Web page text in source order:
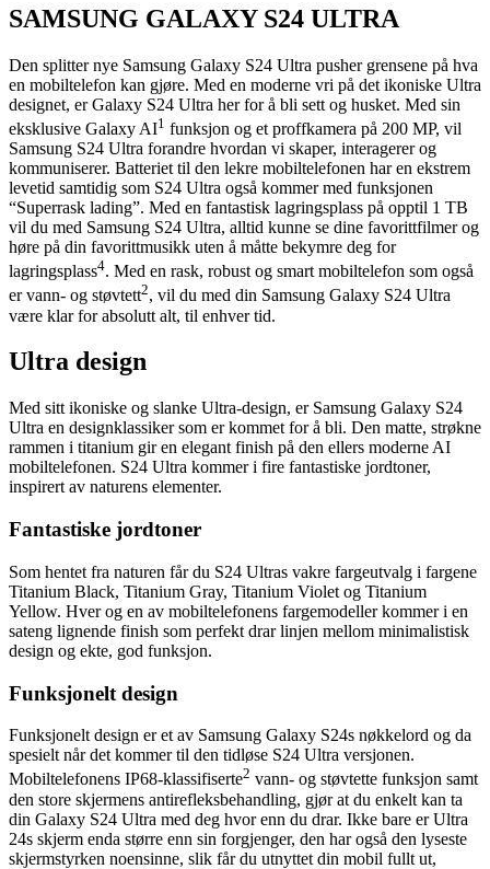
SAMSUNG GALAXY S24 ULTRA
Den splitter nye Samsung Galaxy S24 Ultra pusher grensene på hva
en mobiltelefon kan gjøre. Med en moderne vri på det ikoniske Ultra
designet, er Galaxy S24 Ultra her for å bli sett og husket. Med sin
eksklusive Galaxy AI1 funksjon og et proffkamera på 200 MP, vil
Samsung S24 Ultra forandre hvordan vi skaper, interagerer og
kommuniserer. Batteriet til den lekre mobiltelefonen har en ekstrem
levetid samtidig som S24 Ultra også kommer med funksjonen
“Superrask lading”. Med en fantastisk lagringsplass på opptil 1 TB
vil du med Samsung S24 Ultra, alltid kunne se dine favorittfilmer og
høre på din favorittmusikk uten å måtte bekymre deg for
lagringsplass4. Med en rask, robust og smart mobiltelefon som også
er vann- og støvtett2, vil du med din Samsung Galaxy S24 Ultra
være klar for absolutt alt, til enhver tid.
Ultra design
Med sitt ikoniske og slanke Ultra-design, er Samsung Galaxy S24
Ultra en designklassiker som er kommet for å bli. Den matte, strøkne
rammen i titanium gir en elegant finish på den ellers moderne AI
mobiltelefonen. S24 Ultra kommer i fire fantastiske jordtoner,
inspirert av naturens elementer.
Fantastiske jordtoner
Som hentet fra naturen får du S24 Ultras vakre fargeutvalg i fargene
Titanium Black, Titanium Gray, Titanium Violet og Titanium
Yellow. Hver og en av mobiltelefonens fargemodeller kommer i en
sateng lignende finish som perfekt drar linjen mellom minimalistisk
design og ekte, god funksjon.
Funksjonelt design
Funksjonelt design er et av Samsung Galaxy S24s nøkkelord og da
spesielt når det kommer til den tidløse S24 Ultra versjonen.
Mobiltelefonens IP68-klassifiserte2 vann- og støvtette funksjon samt
den store skjermens antirefleksbehandling, gjør at du enkelt kan ta
din Galaxy S24 Ultra med deg hvor enn du drar. Ikke bare er Ultra
24s skjerm enda større enn sin forgjenger, den har også den lyseste
skjermstyrken noensinne, slik får du utnyttet din mobil fullt ut,